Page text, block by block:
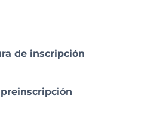
de inscripción